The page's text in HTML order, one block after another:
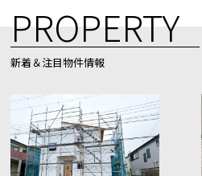
PROPERTY
新着＆注目物件情報